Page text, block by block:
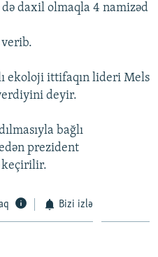
daxil olmaqla 4 namizəd
verib.
ekoloji ittifaqın lideri Mels
deyir.
bağlı
prezident
keçirilir.
Bizi izlə